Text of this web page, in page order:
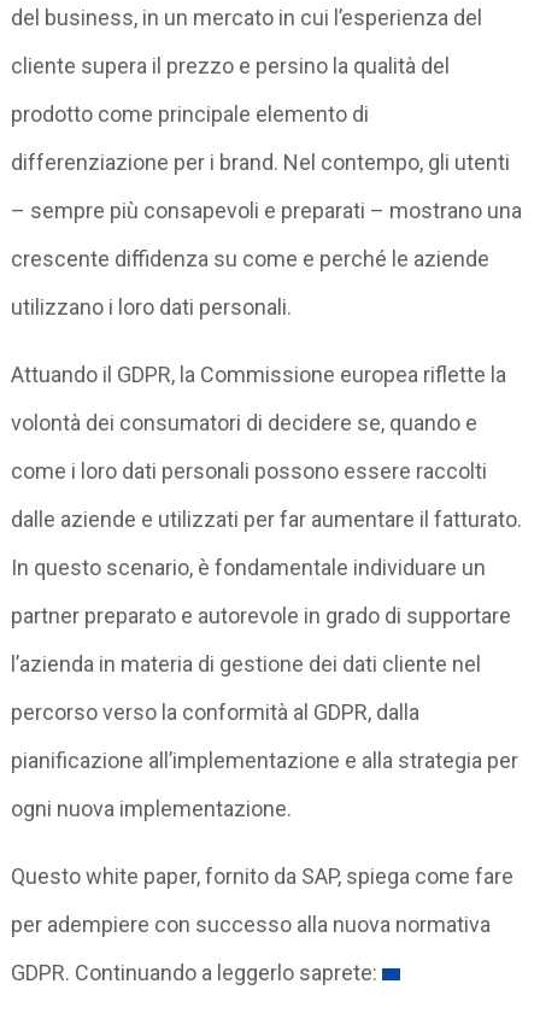
del business, in un mercato in cui l’esperienza del
cliente supera il prezzo e persino la qualità del
prodotto come principale elemento di
differenziazione per i brand. Nel contempo, gli utenti
– sempre più consapevoli e preparati – mostrano una
crescente diffidenza su come e perché le aziende
utilizzano i loro dati personali.
Attuando il GDPR, la Commissione europea riflette la
volontà dei consumatori di decidere se, quando e
come i loro dati personali possono essere raccolti
dalle aziende e utilizzati per far aumentare il fatturato.
In questo scenario, è fondamentale individuare un
partner preparato e autorevole in grado di supportare
l’azienda in materia di gestione dei dati cliente nel
percorso verso la conformità al GDPR, dalla
pianificazione all’implementazione e alla strategia per
ogni nuova implementazione.
Questo white paper, fornito da SAP, spiega come fare
per adempiere con successo alla nuova normativa
GDPR. Continuando a leggerlo saprete: